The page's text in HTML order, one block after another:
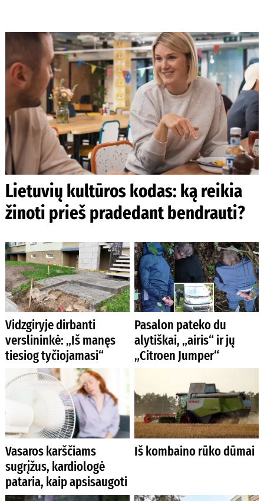
Lietuvių kultūros kodas: ką reikia
žinoti prieš pradedant bendrauti?
Vidzgiryje dirbanti
verslininkė: „Iš manęs
tiesiog tyčiojamasi“
Pasalon pateko du
alytiškai, „airis“ ir jų
„Citroen Jumper“
Vasaros karščiams
sugrįžus, kardiologė
pataria, kaip apsisaugoti
Iš kombaino rūko dūmai